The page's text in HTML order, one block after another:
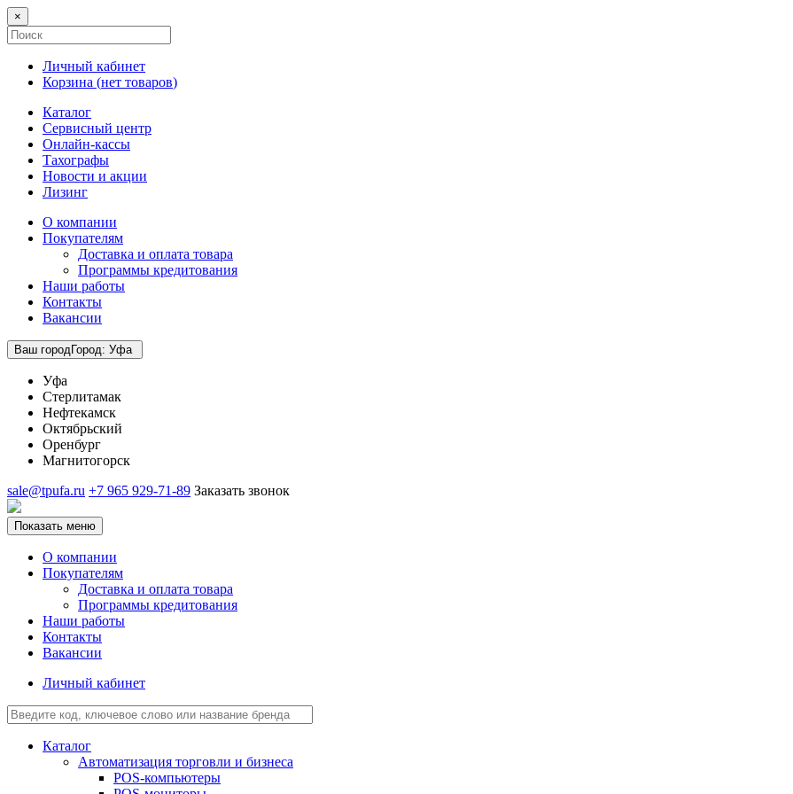
×
Личный кабинет
Корзина (нет товаров)
Каталог
Сервисный центр
Онлайн-кассы
Тахографы
Новости и акции
Лизинг
О компании
Покупателям
Доставка и оплата товара
Программы кредитования
Наши работы
Контакты
Вакансии
Ваш городГород: Уфа
Уфа
Стерлитамак
Нефтекамск
Октябрьский
Оренбург
Магнитогорск
sale@tpufa.ru +7 965 929-71-89 Заказать звонок
Показать меню
О компании
Покупателям
Доставка и оплата товара
Программы кредитования
Наши работы
Контакты
Вакансии
Личный кабинет
Каталог
Автоматизация торговли и бизнеса
POS-компьютеры